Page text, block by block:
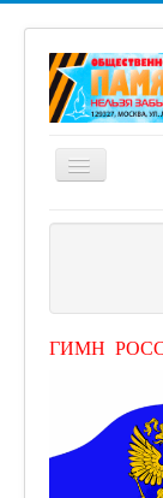
Включить/
выключить
ГЛАВНАЯ
КНИГИ
КОНТАКТЫ
ГИМН